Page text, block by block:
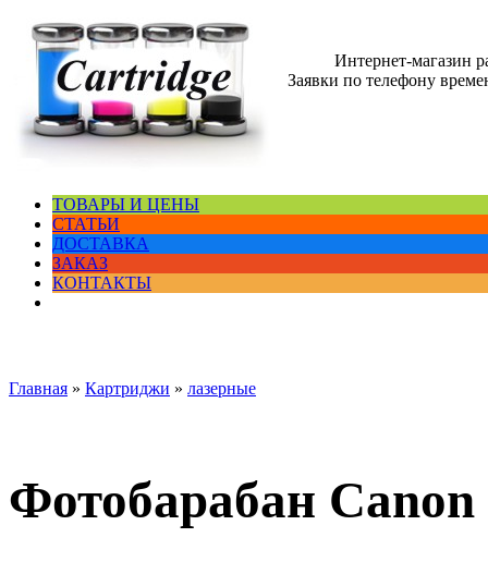
Интернет-магазин
Заявки по телефону
ТОВАРЫ И ЦЕНЫ
СТАТЬИ
ДОСТАВКА
ЗАКАЗ
КОНТАКТЫ
Главная » Картриджи » лазерные
Фотобарабан